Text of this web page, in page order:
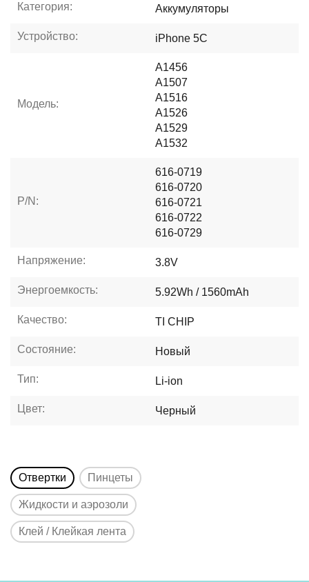
Категория: Аккумуляторы
Устройство: iPhone 5C
Модель:
A1456
A1507
A1516
A1526
A1529
A1532
P/N:
616-0719
616-0720
616-0721
616-0722
616-0729
Напряжение: 3.8V
Энергоемкость: 5.92Wh / 1560mAh
Качество: TI CHIP
Состояние: Новый
Тип: Li-ion
Цвет: Черный
Отвертки Пинцеты
Жидкости и аэрозоли
Клей / Клейкая лента